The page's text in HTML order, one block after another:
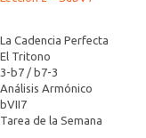
La Cadencia Perfecta
El Tritono
3-b7 / b7-3
Análisis Armónico
bVII7
Tarea de la Semana